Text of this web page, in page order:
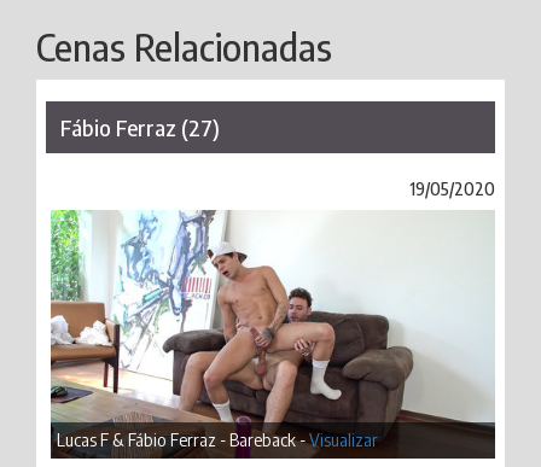
Cenas Relacionadas
Fábio Ferraz (27)
19/05/2020
Lucas F & Fábio Ferraz - Bareback -Visualizar